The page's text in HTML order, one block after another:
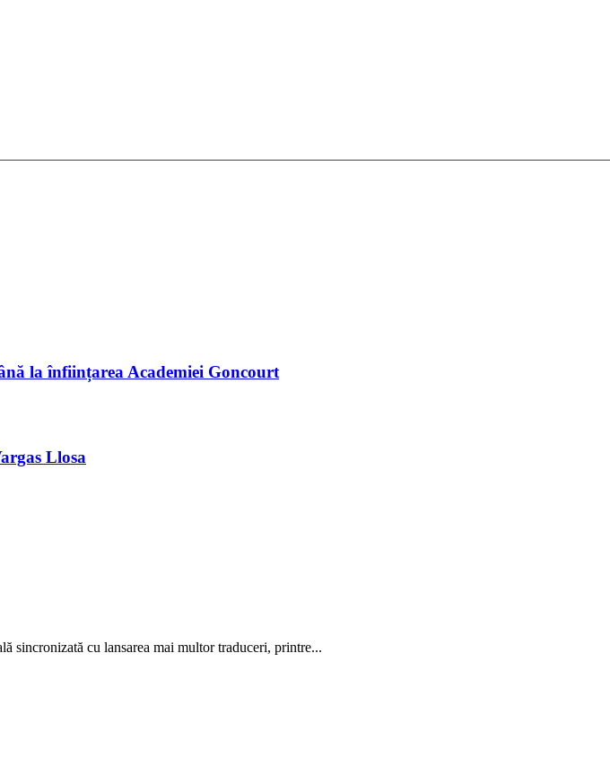
la înființarea Academiei Goncourt
Llosa
sincronizată cu lansarea mai multor traduceri, printre...